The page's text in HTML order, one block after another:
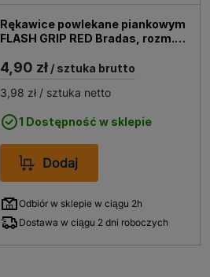
Rękawice powlekane piankowym
FLASH GRIP RED Bradas, rozm. 9
4,90 zł / sztuka brutto
3,98 zł / sztuka netto
1 Dostępność w sklepie
Dodaj
Odbiór w sklepie w ciągu 2h
Dostawa w ciągu 2 dni roboczych